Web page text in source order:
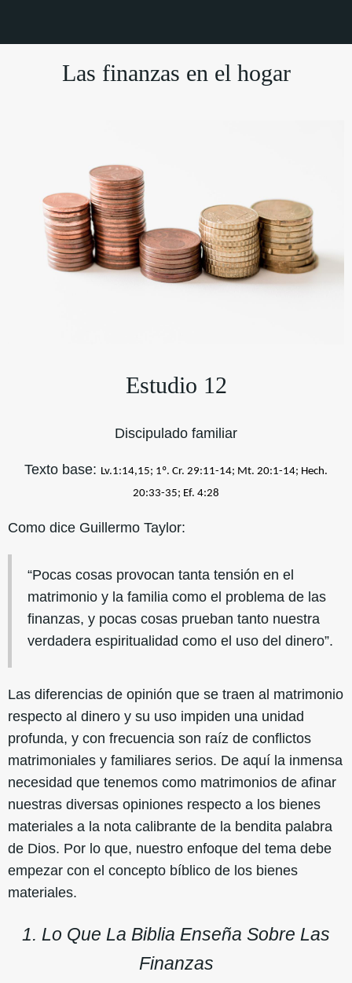
Las finanzas en el hogar
Estudio 12
Discipulado familiar
Texto base: Lv.1:14,15; 1º. Cr. 29:11-14; Mt. 20:1-14; Hech.
20:33-35; Ef. 4:28
Como dice Guillermo Taylor:
“Pocas cosas provocan tanta tensión en el
matrimonio y la familia como el problema de las
finanzas, y pocas cosas prueban tanto nuestra
verdadera espiritualidad como el uso del dinero”.
Las diferencias de opinión que se traen al matrimonio
respecto al dinero y su uso impiden una unidad
profunda, y con frecuencia son raíz de conflictos
matrimoniales y familiares serios. De aquí la inmensa
necesidad que tenemos como matrimonios de afinar
nuestras diversas opiniones respecto a los bienes
materiales a la nota calibrante de la bendita palabra
de Dios. Por lo que, nuestro enfoque del tema debe
empezar con el concepto bíblico de los bienes
materiales.
1. Lo Que La Biblia Enseña Sobre Las
Finanzas